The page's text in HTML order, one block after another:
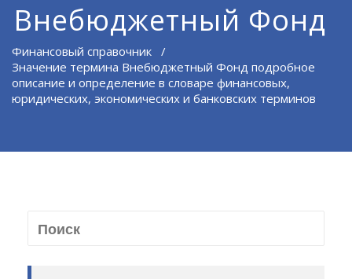
Внебюджетный Фонд
Финансовый справочник /
Значение термина Внебюджетный Фонд подробное
описание и определение в словаре финансовых,
юридических, экономических и банковских терминов